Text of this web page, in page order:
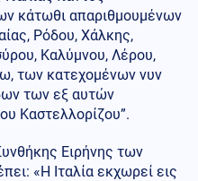
κάτωθι απαριθμουμένων
Ρόδου, Χάλκης,
Καλύμνου, Λέρου,
των κατεχομένων νυν
των εξ αυτών
Καστελλορίζου”.
Ειρήνης των
«Η Ιταλία εκχωρεί εις